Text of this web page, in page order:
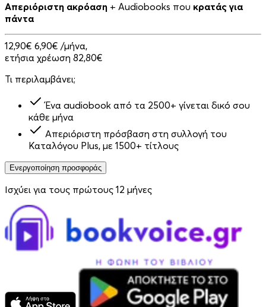
Απεριόριστη ακρόαση + Audiobooks που κρατάς για
πάντα
12,90€ 6,90€ /μήνα,
ετήσια χρέωση 82,80€
Τι περιλαμβάνει;
Ένα audiobook από τα 2500+ γίνεται δικό σου
κάθε μήνα
Απεριόριστη πρόσβαση στη συλλογή του
Καταλόγου Plus, με 1500+ τίτλους
Ενεργοποίηση προσφοράς
Ισχύει για τους πρώτους 12 μήνες